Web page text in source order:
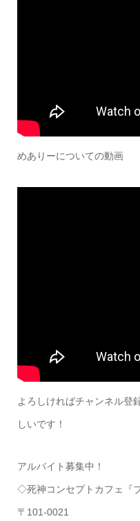
めありーについての動画
よろしければチャンネル登
しいです！
アルバイト募集中！
◇死神コンセプトカフェ『
〒101-0021